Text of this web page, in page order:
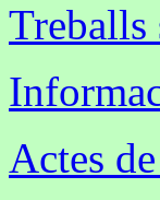
Treballs
Actes